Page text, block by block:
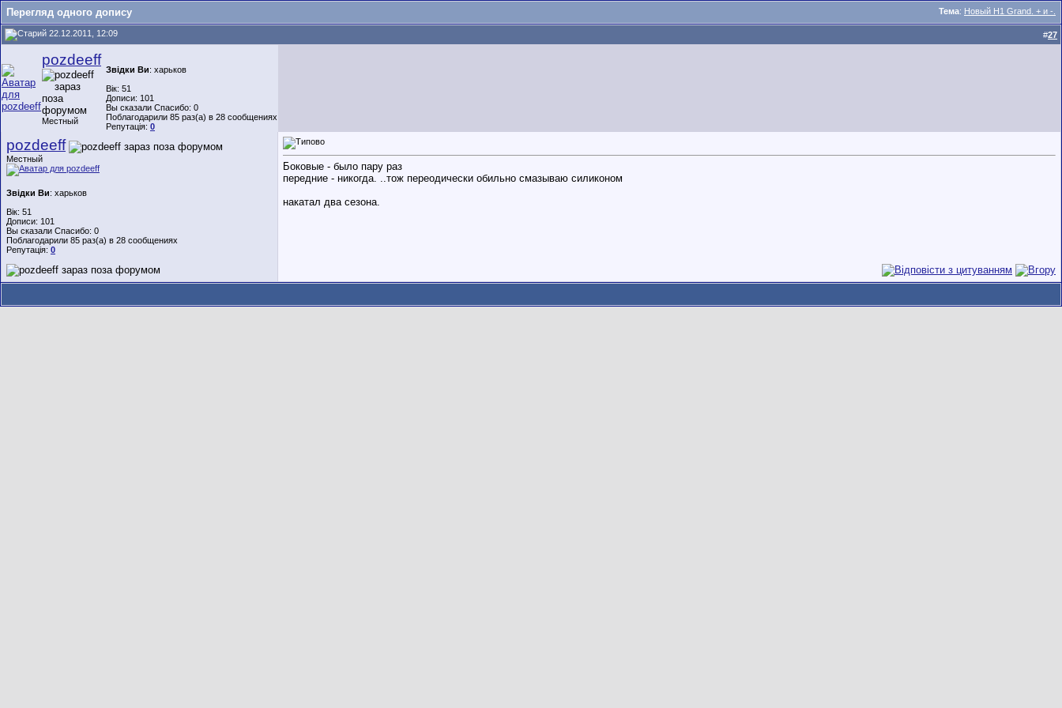
Тема: Новый H1 Grand. + и -.
Перегляд одного допису
22.12.2011, 12:09 #27
pozdeeff
Местный
Звідки Ви: харьков
Вік: 51
Дописи: 101
Вы сказали Спасибо: 0
Поблагодарили 85 раз(а) в 28 сообщениях
Репутація: 0
pozdeeff
Местный
Звідки Ви: харьков
Вік: 51
Дописи: 101
Вы сказали Спасибо: 0
Поблагодарили 85 раз(а) в 28 сообщениях
Репутація: 0
Боковые - было пару раз
передние - никогда. ..тож переодически обильно смазываю силиконом
накатал два сезона.